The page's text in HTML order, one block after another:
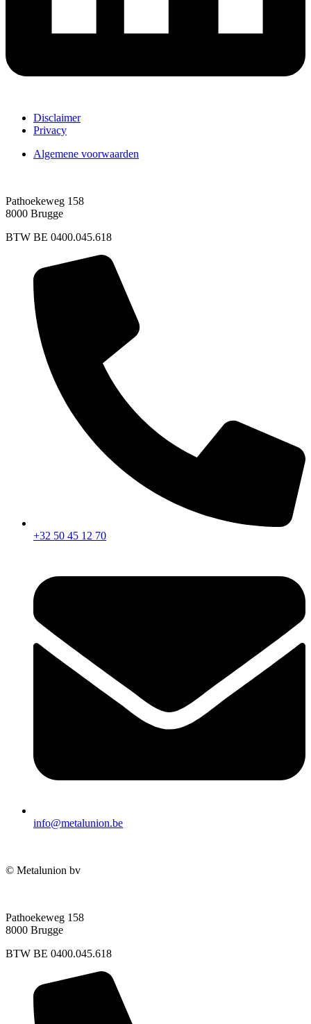
Disclaimer
Privacy
Algemene voorwaarden
Pathoekeweg 158
8000 Brugge
BTW BE 0400.045.618
+32 50 45 12 70
info@metalunion.be
© Metalunion bv
Pathoekeweg 158
8000 Brugge
BTW BE 0400.045.618